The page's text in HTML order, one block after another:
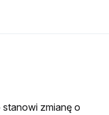
zmianę o